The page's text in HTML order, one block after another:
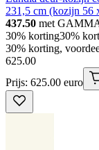
231,5 cm (kozijn 56
437.50 met
30% korting30%
30% korting,
625.00
Prijs: 625.00 euro